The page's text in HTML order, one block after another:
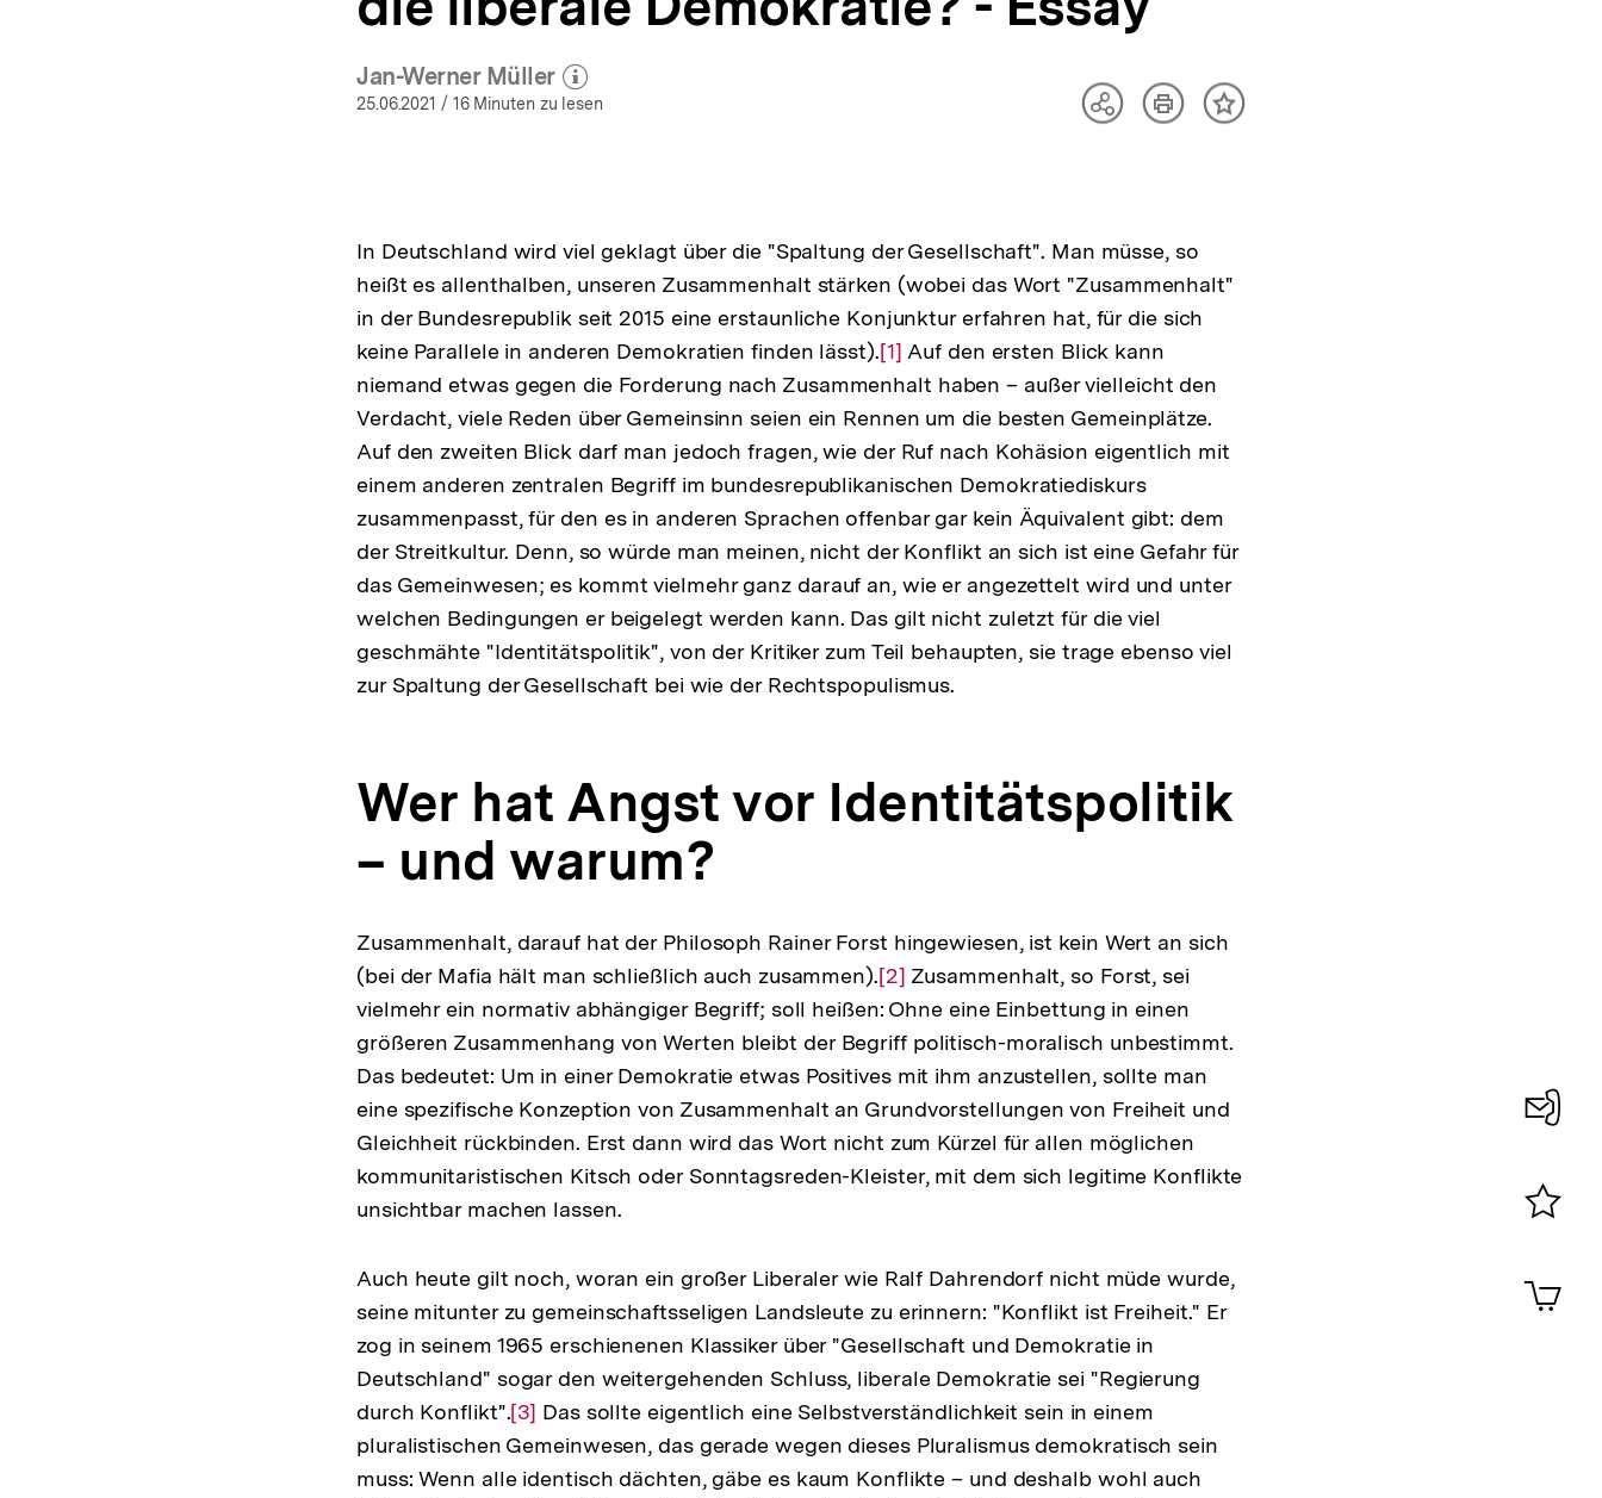
Jan-Werner Müller
(Mehr zum Autor)
öffnen
25.06.2021 / 16 Minuten zu lesen
TeilenArtikelInhalt
In Deutschland wird viel geklagt über die "Spaltung der Gesellschaft". Man müsse, so
heißt es allenthalben, unseren Zusammenhalt stärken (wobei das Wort "Zusammenhalt"
in der Bundesrepublik seit 2015 eine erstaunliche Konjunktur erfahren hat, für die sich
keine Parallele in anderen Demokratien finden lässt).Zur
Auflösung
der
Fußnote
[1] Auf den ersten Blick kann
niemand etwas gegen die Forderung nach Zusammenhalt haben – außer vielleicht den
Verdacht, viele Reden über Gemeinsinn seien ein Rennen um die besten Gemeinplätze.
Auf den zweiten Blick darf man jedoch fragen, wie der Ruf nach Kohäsion eigentlich mit
einem anderen zentralen Begriff im bundesrepublikanischen Demokratiediskurs
zusammenpasst, für den es in anderen Sprachen offenbar gar kein Äquivalent gibt: dem
der Streitkultur. Denn, so würde man meinen, nicht der Konflikt an sich ist eine Gefahr für
das Gemeinwesen; es kommt vielmehr ganz darauf an, wie er angezettelt wird und unter
welchen Bedingungen er beigelegt werden kann. Das gilt nicht zuletzt für die viel
geschmähte "Identitätspolitik", von der Kritiker zum Teil behaupten, sie trage ebenso viel
zur Spaltung der Gesellschaft bei wie der Rechtspopulismus.
Wer hat Angst vor Identitätspolitik
– und warum?
Zusammenhalt, darauf hat der Philosoph Rainer Forst hingewiesen, ist kein Wert an sich
(bei der Mafia hält man schließlich auch zusammen).Zur
Auflösung
der
Fußnote
[2] Zusammenhalt, so Forst, sei
vielmehr ein normativ abhängiger Begriff; soll heißen: Ohne eine Einbettung in einen
größeren Zusammenhang von Werten bleibt der Begriff politisch-moralisch unbestimmt.
Das bedeutet: Um in einer Demokratie etwas Positives mit ihm anzustellen, sollte man
eine spezifische Konzeption von Zusammenhalt an Grundvorstellungen von Freiheit und
Gleichheit rückbinden. Erst dann wird das Wort nicht zum Kürzel für allen möglichen
kommunitaristischen Kitsch oder Sonntagsreden-Kleister, mit dem sich legitime Konflikte
unsichtbar machen lassen.
Auch heute gilt noch, woran ein großer Liberaler wie Ralf Dahrendorf nicht müde wurde,
seine mitunter zu gemeinschaftsseligen Landsleute zu erinnern: "Konflikt ist Freiheit." Er
zog in seinem 1965 erschienenen Klassiker über "Gesellschaft und Demokratie in
Deutschland" sogar den weitergehenden Schluss, liberale Demokratie sei "Regierung
durch Konflikt".Zur
Auflösung
der
[3] Das sollte eigentlich eine Selbstverständlichkeit sein in einem
pluralistischen Gemeinwesen, das gerade wegen dieses Pluralismus demokratisch sein
muss: Wenn alle identisch dächten, gäbe es kaum Konflikte – und deshalb wohl auch